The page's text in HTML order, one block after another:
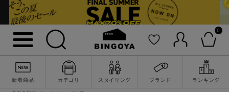
0
新着商品 カテゴリ スタイリング ブランド ランキング
詳細検索